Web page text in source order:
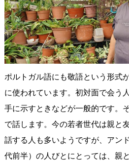
ポルトガル語にも敬語という形式
に使われています。初対面で会う
手に示すときなどが一般的です。
で話します。今の若者世代は親と
話する人も多いようですが、アン
代前半）の人びとにとっては、親